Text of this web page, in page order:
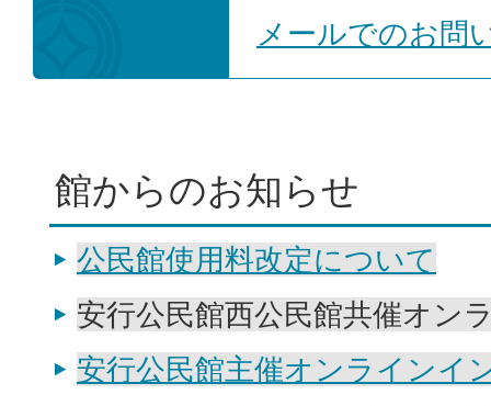
メールでのお問
館からのお知らせ
公民館使用料改定について
安行公民館西公民館共催オン
安行公民館主催オンラインイ